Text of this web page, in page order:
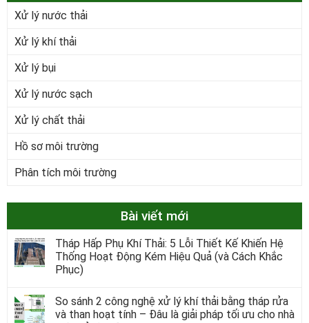
Xử lý nước thải
Xử lý khí thải
Xử lý bụi
Xử lý nước sạch
Xử lý chất thải
Hồ sơ môi trường
Phân tích môi trường
Bài viết mới
Tháp Hấp Phụ Khí Thải: 5 Lỗi Thiết Kế Khiến Hệ
Thống Hoạt Động Kém Hiệu Quả (và Cách Khắc
Phục)
So sánh 2 công nghệ xử lý khí thải bằng tháp rửa
và than hoạt tính – Đâu là giải pháp tối ưu cho nhà